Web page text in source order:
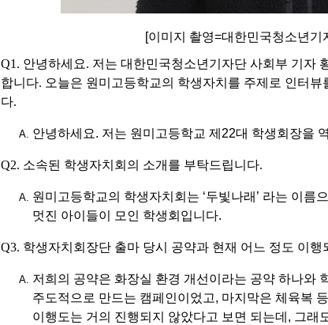
[이미지 촬영=대한민국청소년기
Q1. 안녕하세요. 저는 대한민국청소년기자단 사회부 기자
합니다. 오늘은 원미고등학교의 학생자치를 주제로 인터뷰
다.
안녕하세요. 저는 원미고등학교 제 22대 학생회장을
Q2. 소속된 학생자치회의 소개를 부탁드립니다.
원미고등학교의 학생자치회는 ‘두빛나래 ’ 라는 이름
멋진 아이들이 모인 학생회입니다.
Q3. 학생자치회장단 출마 당시 공약과 현재 어느 정도 이행
저희의 공약은 화장실 환경 개선이라는 공약 하나와
주도적으로 만드는 캠페인이었고, 마지막은 체육복
이행도는 거의 진행되지 않았다고 보면 되는데 , 그래